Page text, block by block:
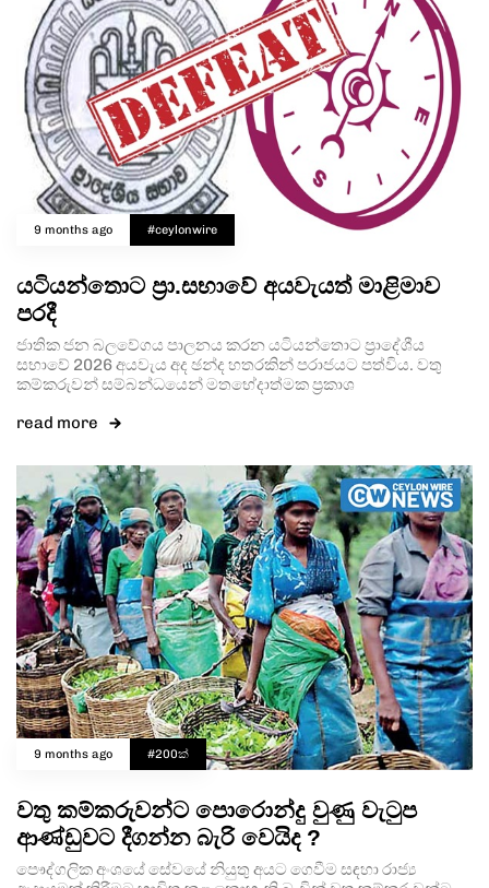
9 months ago #ceylonwire
යටියන්තොට ප්‍රා.සභාවේ අයවැයත් මාළිමාව
පරදී
ජාතික ජන බලවේගය පාලනය කරන යටියන්තොට ප්‍රාදේශීය
සභාවේ 2026 අයවැය අද ඡන්ද හතරකින් පරාජයට පත්විය. වතු
කම්කරුවන් සම්බන්ධයෙන් මතභේදාත්මක ප්‍රකාශ
read more
9 months ago #200ක්
වතු කම්කරුවන්ට පොරොන්දු වුණු වැටුප
ආණ්ඩුවට දීගන්න බැරි වෙයිද ?
පෞද්ගලික අංශයේ සේවයේ නියුතු අයට ගෙවීම සඳහා රාජ්‍ය